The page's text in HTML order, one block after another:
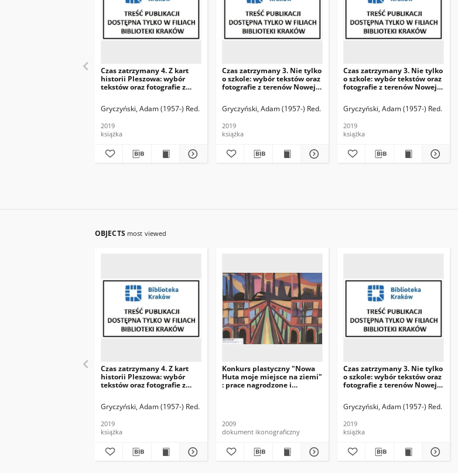
Czas zatrzymany 4. Z kart
historii Pleszowa: wybór
tekstów oraz fotografie z
Gryczyński, Adam (1957-) Red.
2019
książka
Czas zatrzymany 3. Nie tylko
o szkole: wybór tekstów oraz
fotografie z terenów Nowej
Gryczyński, Adam (1957-) Red.
2019
książka
Czas zatrzymany 3. Nie tylko
o szkole: wybór tekstów oraz
fotografie z terenów Nowej
Gryczyński, Adam (1957-) Red.
2019
książka
OBJECTS most viewed
Czas zatrzymany 4. Z kart
historii Pleszowa: wybór
tekstów oraz fotografie z
Gryczyński, Adam (1957-) Red.
2019
książka
Konkurs plastyczny "Nowa
Huta moje miejsce na ziemi"
: prace nagrodzone i
2009
dokument ikonograficzny
Czas zatrzymany 3. Nie tylko
o szkole: wybór tekstów oraz
fotografie z terenów Nowej
Gryczyński, Adam (1957-) Red.
2019
książka